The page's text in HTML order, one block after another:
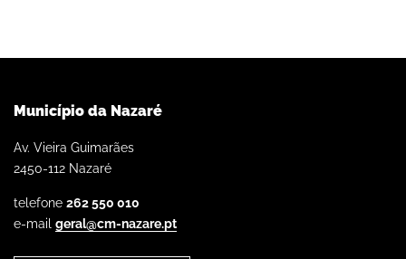
Município da Nazaré
Av. Vieira Guimarães
2450-112 Nazaré
telefone 262 550 010
e-mail geral@cm-nazare.pt